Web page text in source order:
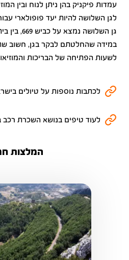
עמדות פיקניק בהן ניתן לנוח ובין
לגן השלושה להיות יעד פופולארי
גן השלושה
במידה שהחלטתם לבקר בגן, חשוב
לשעות הפתיחה של הבריכות
לכתבות נוספות על טיולים
לעוד טיפים בנושא השכרת רכב
המלצות